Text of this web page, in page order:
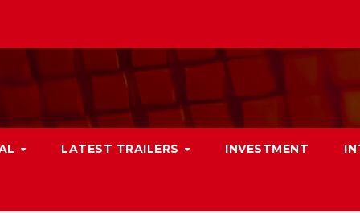
LATEST TRAILERS INVESTMENT